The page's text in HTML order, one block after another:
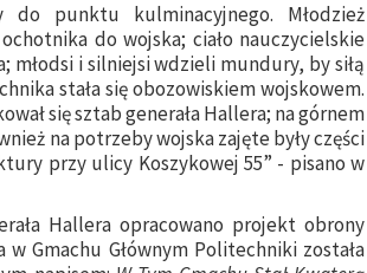
punktu kulminacyjnego. Młodzież
do wojska; ciało nauczycielskie
młodsi i silniejsi wdzieli mundury, by siłą
stała się obozowiskiem wojskowem.
się sztab generała Hallera; na górnem
na potrzeby wojska zajęte były części
przy ulicy Koszykowej 55” - pisano w
Hallera opracowano projekt obrony
Gmachu Głównym Politechniki została